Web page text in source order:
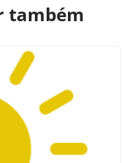
também